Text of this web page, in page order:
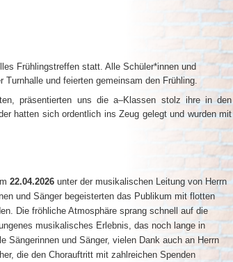
Frühlingstreffen statt. Alle Schüler*innen und
Turnhalle und feierten gemeinsam den Frühling.
präsentierten uns die a–Klassen stolz ihre in den
hatten sich ordentlich ins Zeug gelegt und wurden mit
22.04.2026unter der musikalischen Leitung von Herrn
und Sänger begeisterten das Publikum mit flotten
Die fröhliche Atmosphäre sprang schnell auf die
musikalisches Erlebnis, das noch lange in
Sängerinnen und Sänger, vielen Dank auch an Herrn
die den Chorauftritt mit zahlreichen Spenden